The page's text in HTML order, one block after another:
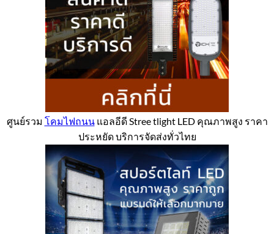
ศูนย์รวม โคมไฟถนนแอลอีดี Stree tlight LED คุณภาพสูง ราคา
ประหยัด บริการจัดส่งทั่วไทย